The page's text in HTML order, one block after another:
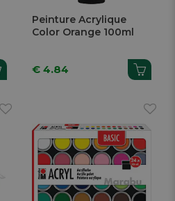
Peinture Acrylique
Color Orange 100ml
€ 4.84